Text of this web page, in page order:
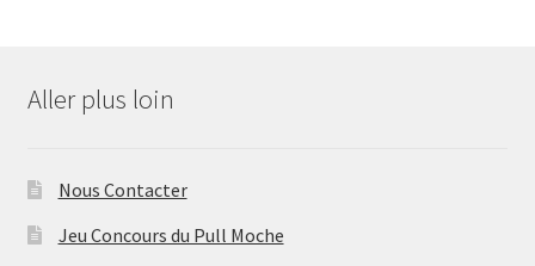
Aller plus loin
Nous Contacter
Jeu Concours du Pull Moche